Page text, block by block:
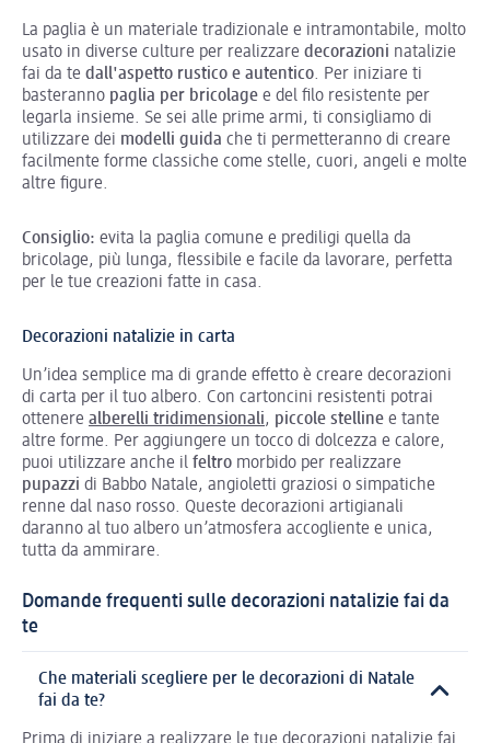
La paglia è un materiale tradizionale e intramontabile, molto
usato in diverse culture per realizzare decorazioni natalizie
fai da te dall'aspetto rustico e autentico. Per iniziare ti
basteranno paglia per bricolage e del filo resistente per
legarla insieme. Se sei alle prime armi, ti consigliamo di
utilizzare dei modelli guida che ti permetteranno di creare
facilmente forme classiche come stelle, cuori, angeli e molte
altre figure.
Consiglio: evita la paglia comune e prediligi quella da
bricolage, più lunga, flessibile e facile da lavorare, perfetta
per le tue creazioni fatte in casa.
Decorazioni natalizie in carta
Un’idea semplice ma di grande effetto è creare decorazioni
di carta per il tuo albero. Con cartoncini resistenti potrai
ottenere alberelli tridimensionali, piccole stelline e tante
altre forme. Per aggiungere un tocco di dolcezza e calore,
puoi utilizzare anche il feltro morbido per realizzare
pupazzi di Babbo Natale, angioletti graziosi o simpatiche
renne dal naso rosso. Queste decorazioni artigianali
daranno al tuo albero un’atmosfera accogliente e unica,
tutta da ammirare.
Domande frequenti sulle decorazioni natalizie fai da
te
Che materiali scegliere per le decorazioni di Natale
fai da te?